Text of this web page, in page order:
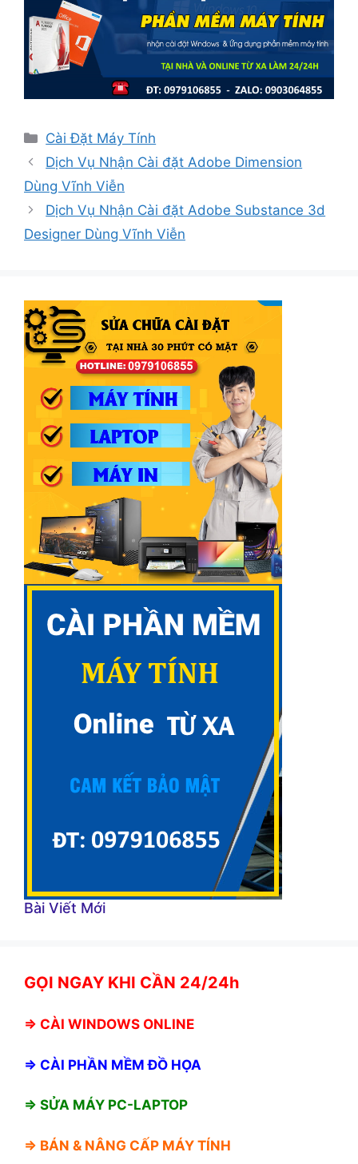
Danh
mục
Cài Đặt Máy Tính
Dịch Vụ Nhận Cài đặt Adobe Dimension
Dùng Vĩnh Viễn
Dịch Vụ Nhận Cài đặt Adobe Substance 3d
Designer Dùng Vĩnh Viễn
Bài Viết Mới
GỌI NGAY KHI CẦN 24/24h
⇒ CÀI WINDOWS ONLINE
⇒ CÀI PHẦN MỀM ĐỒ HỌA
⇒ SỬA MÁY PC-LAPTOP
⇒ BÁN & NÂNG CẤP MÁY TÍNH